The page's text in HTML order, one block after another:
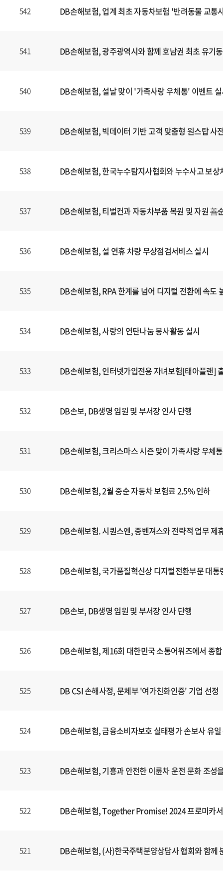
542 DB손해보험, 업계 최초 자동차보험 '반려동물 교통
541 DB손해보험, 광주광역시와 함께 호남권 최초 유기
540 DB손해보험, 설날 맞이 '가족사랑 우체통' 이벤트
539 DB손해보험, 빅데이터 기반 고객 맞춤형 원스탑
538 DB손해보험, 한국누수탐지사협회와 누수사고 보
537 DB손해보험, 티벌컨과 자동차부품 복원 및 자원 善
536 DB손해보험, 설 연휴 차량 무상점검서비스 실시
535 DB손해보험, RPA 한계를 넘어 디지털 전환에 속도
534 DB손해보험, 사랑의 연탄나눔 봉사활동 실시
533 DB손해보험, 인터넷가입전용 자녀보험[태아플랜]
532 DB손보, DB생명 임원 및 부서장 인사 단행
531 DB손해보험, 크리스마스 시즌 맞이 가족사랑 우체
530 DB손해보험, 2월 중순 자동차 보험료 2.5% 인하
529 DB손해보험. 시퀀스엔, 중벤져스와 전략적 업무 제
528 DB손해보험, 국가품질혁신상 디지털전환부문 대통
527 DB손보, DB생명 임원 및 부서장 인사 단행
526 DB손해보험, 제16회 대한민국 소통어워즈에서 종
525 DB CSI 손해사정, 문체부 '여가친화인증' 기업 선정
524 DB손해보험, 금융소비자보호 실태평가 손보사 유
523 DB손해보험, 기흥과 안전한 이륜차 운전 문화 조성
522 DB손해보험, Together Promise! 2024 프로미카
521 DB손해보험, (사)한국주택분양상담사 협회와 함께